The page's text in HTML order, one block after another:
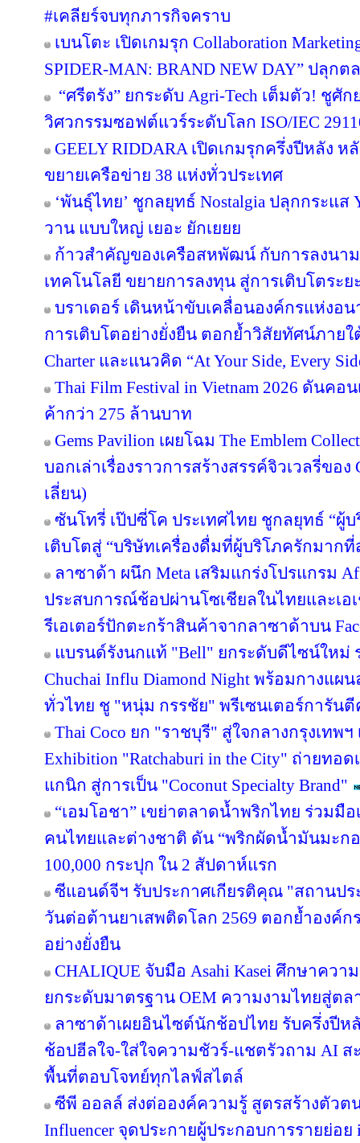
#เคลียร์จบทุกภารกิจคราบ
เบนโตะ เปิดเกมรุก Collaboration
SPIDER-MAN: BRAND NEW DAY” ปลุ
“ศรีตรัง” ยกระดับ Agri-Tech เต็มตัว! ชู
วิศวกรรมซอฟต์แวร์ระดับโลก ISO/IEC
GEELY RIDDARA เปิดเกมรุกครึ่งปีหลัง
ขยายเครือข่าย 38 แห่งทั่วประเทศ
‘พันธุ์ไทย’ ชูกลยุทธ์ Nostalgia ปลุกกระแ
วาน แบบใหญ่ เยอะ ยักเยยย
ก้าวสำคัญของเครือสหพัฒน์ กับการลงนา
เทคโนโลยี ขยายการลงทุน สู่การเติบโตระย
บราเดอร์ เดินหน้าขับเคลื่อนองค์กรแห่งอ
การเติบโตอย่างยั่งยืน ตอกย้ำวิสัยทัศน์ภายใต้
Charter และแนวคิด “At Your Side, Every
Thai Film Festival in Vietnam 2026 ดันค
ค้ากว่า 275 ล้านบาท
Gems Pavilion เผยโฉม The Emblem
บอกเล่าเรื่องราวการสร้างสรรค์จิวเวลรี่ของ
เลี่ยน)
ซันโทรี่ เป๊ปซี่โค ประเทศไทย ชูกลยุทธ์ “ผู้
เติบโตสู่ “บริษัทเครื่องดื่มที่ผู้บริโภครักมากที่
ลาซาด้า ผนึก Meta เสริมแกร่งโปรแกรม
ประสบการณ์ช้อปผ่านโซเชียลในไทยและเอ
รีเอเตอร์ปักตะกร้าสินค้าจากลาซาด้าบน
แบรนด์รังนกแท้ "Bell" ยกระดับดีไซน์ใหม่
Chuchai Influ Diamond Night พร้อมกางแ
ทั่วไทย ชู "หนุ่ม กรรชัย" พรีเซนเตอร์การัน
Thai Coco ยก "ราชบุรี" สู่ใจกลางกรุงเทพฯ
Exhibition "Ratchaburi in the City" ถ่ายทอ
แกนิก สู่การเป็น "Coconut Specialty Brand"
“เอมโอชา” เขย่าตลาดน้ำพริกไทย ร่วมมื
คนไทยและต่างชาติ ดัน “พริกผัดน้ำมันมะก
100,000 กระปุก ใน 2 สัปดาห์แรก
ซีแอนด์จีฯ รับประกาศเกียรติคุณ "สถานป
วันต่อต้านยาเสพติดโลก 2569 ตอกย้ำองค์
อย่างยั่งยืน
CHALIQUE จับมือ Asahi Kasei ศึกษาคว
ยกระดับมาตรฐาน OEM ความงามไทยสู่ตล
ลาซาด้าเผยอินไซต์นักช้อปไทย รับครึ่งปีห
ช้อปฮีลใจ-ใส่ใจความชัวร์-แชตรัวถาม AI
พื้นที่ตอบโจทย์ทุกไลฟ์สไตล์
ซีพี ออลล์ ส่งต่อองค์ความรู้ สูตรสร้างตัวต
Influencer จุดประกายผู้ประกอบการรายย่อ